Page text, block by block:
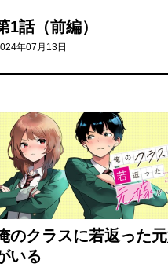
1話（前編）
年07月13日
のクラスに若返った
いる